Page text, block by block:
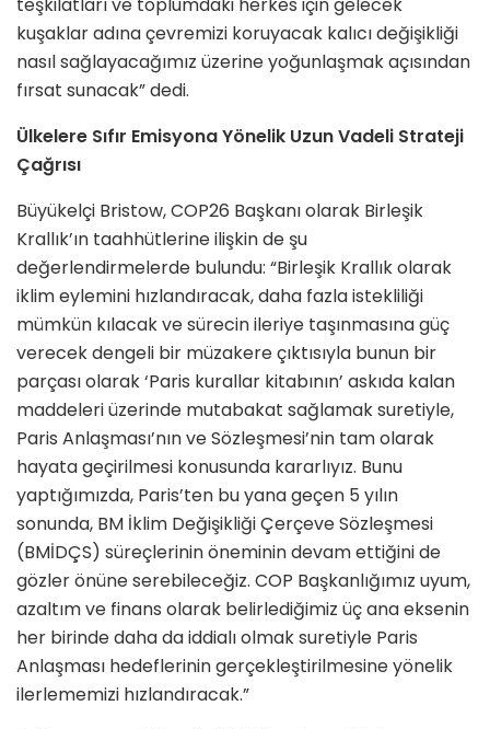
kuşaklar adına çevremizi koruyacak kalıcı değişikliği
nasıl sağlayacağımız üzerine yoğunlaşmak açısından
fırsat sunacak” dedi.
Ülkelere Sıfır Emisyona Yönelik Uzun Vadeli Strateji
Çağrısı
Büyükelçi Bristow, COP26 Başkanı olarak Birleşik
Krallık’ın taahhütlerine ilişkin de şu
değerlendirmelerde bulundu: “Birleşik Krallık olarak
iklim eylemini hızlandıracak, daha fazla istekliliği
mümkün kılacak ve sürecin ileriye taşınmasına güç
verecek dengeli bir müzakere çıktısıyla bunun bir
parçası olarak ‘Paris kurallar kitabının’ askıda kalan
maddeleri üzerinde mutabakat sağlamak suretiyle,
Paris Anlaşması’nın ve Sözleşmesi’nin tam olarak
hayata geçirilmesi konusunda kararlıyız. Bunu
yaptığımızda, Paris’ten bu yana geçen 5 yılın
sonunda, BM İklim Değişikliği Çerçeve Sözleşmesi
(BMİDÇS) süreçlerinin öneminin devam ettiğini de
gözler önüne serebileceğiz. COP Başkanlığımız uyum,
azaltım ve finans olarak belirlediğimiz üç ana eksenin
her birinde daha da iddialı olmak suretiyle Paris
Anlaşması hedeflerinin gerçekleştirilmesine yönelik
ilerlememizi hızlandıracak.”